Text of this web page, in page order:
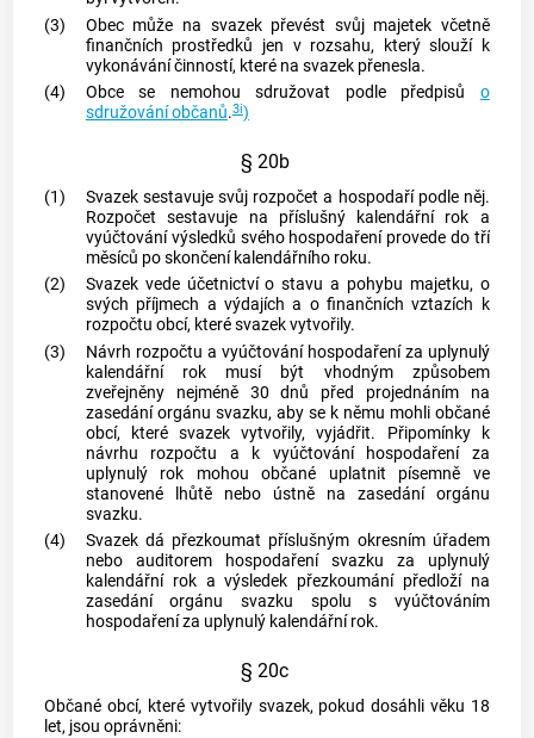
(3)
Obecmůže na svazek převést svůj majetek včetně
finančních prostředků jen v rozsahu, který slouží k
vykonávání činností, které na svazek přenesla.
(4)
Obcese nemohou sdružovat podle předpisů o
sdružování občanů.3i)
§ 20b
(1)
Svazek sestavuje svůj rozpočet a hospodaří podle něj.
Rozpočet sestavuje na příslušný kalendářní rok a
vyúčtování výsledků svého hospodaření provede do tří
měsíců po skončení kalendářního roku.
(2)
Svazek vede účetnictví o stavu a pohybu majetku, o
svých příjmech a výdajích a o finančních vztazích k
rozpočtu obcí, které svazek vytvořily.
(3)
Návrh rozpočtu a vyúčtování hospodaření za uplynulý
kalendářní rok musí být vhodným způsobem
zveřejněny nejméně 30 dnů před projednáním na
zasedání orgánu svazku, aby se k němu mohli občané
obcí, které svazek vytvořily, vyjádřit. Připomínky k
návrhu rozpočtu a k vyúčtování hospodaření za
uplynulý rok mohou občané uplatnit písemně ve
stanovené lhůtě nebo ústně na zasedání orgánu
svazku.
(4)
Svazek dá přezkoumat příslušným okresním úřadem
nebo auditorem hospodaření svazku za uplynulý
kalendářní rok a výsledek přezkoumání předloží na
zasedání orgánu svazku spolu s vyúčtováním
hospodaření za uplynulý kalendářní rok.
§ 20c
Občanéobcí, které vytvořily svazek, pokud dosáhli věku 18
let, jsou oprávněni: